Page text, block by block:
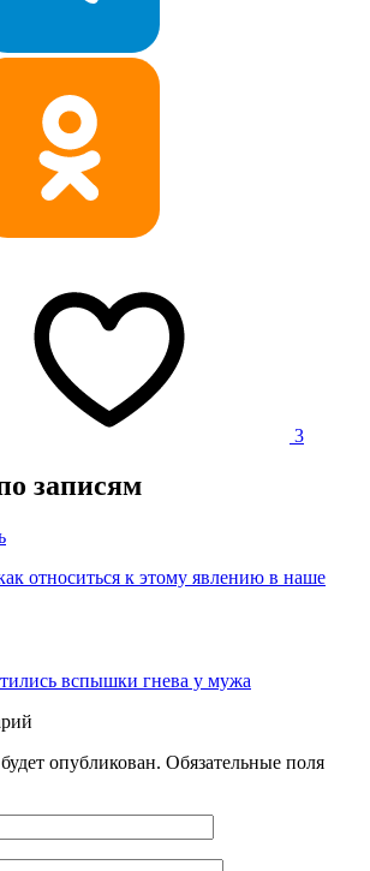
3
записям
относиться к этому явлению в наше
вспышки гнева у мужа
опубликован. Обязательные поля